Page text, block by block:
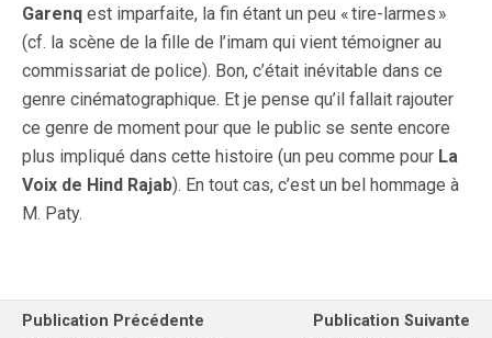
Garenq est imparfaite, la fin étant un peu « tire-larmes »
(cf. la scène de la fille de l’imam qui vient témoigner au
commissariat de police). Bon, c’était inévitable dans ce
genre cinématographique. Et je pense qu’il fallait rajouter
ce genre de moment pour que le public se sente encore
plus impliqué dans cette histoire (un peu comme pour La
Voix de Hind Rajab). En tout cas, c’est un bel hommage à
M. Paty.
Publication Précédente
Publication Suivante